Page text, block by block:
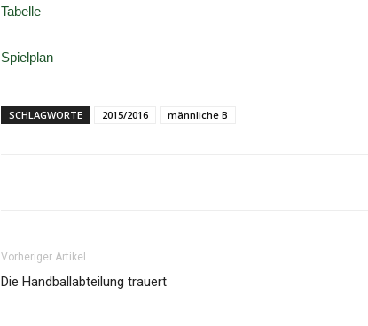
Tabelle
Spielplan
SCHLAGWORTE 2015/2016 männliche B
Vorheriger Artikel
Die Handballabteilung trauert